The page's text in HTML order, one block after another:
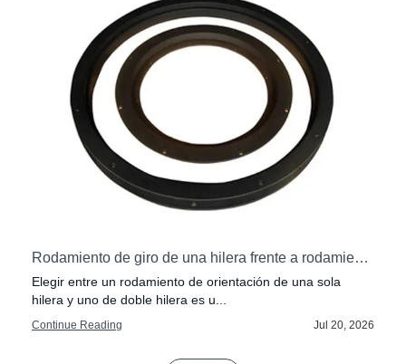
Rodamiento de giro de una hilera frente a rodamiento de doble hilera: ¿Cuál elegir?
Elegir entre un rodamiento de orientación de una sola
hilera y uno de doble hilera es u...
Continue Reading Jul 20, 2026